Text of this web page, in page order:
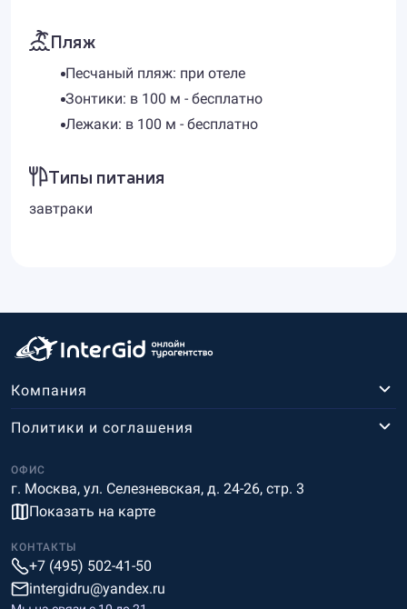
Пляж
Песчаный пляж: при отеле
Зонтики: в 100 м - бесплатно
Лежаки: в 100 м - бесплатно
Типы питания
завтраки
Компания
ОФИС
г. Москва, ул. Селезневская, д. 24-26, стр. 3
Показать на карте
Политики и соглашения
КОНТАКТЫ
+7 (495) 502-41-50
intergidru@yandex.ru